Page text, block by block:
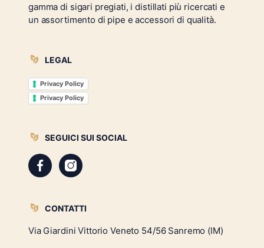
gamma di sigari pregiati, i distillati più ricercati e
un assortimento di pipe e accessori di qualità.
LEGAL
Privacy Policy
Privacy Policy
SEGUICI SUI SOCIAL
CONTATTI
Via Giardini Vittorio Veneto 54/56 Sanremo (IM)